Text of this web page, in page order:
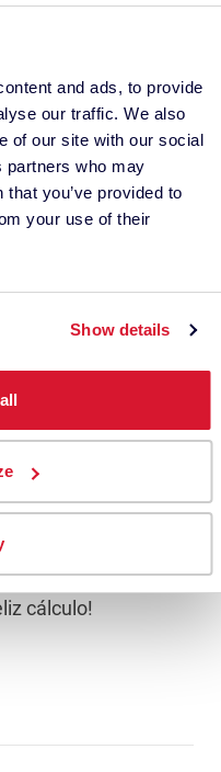
and ads, to provide
our traffic. We also
of our site with our social
partners who may
you’ve provided to
your use of their
Show details
técnicas)
con
para mi
de ahorro de
cálculo!